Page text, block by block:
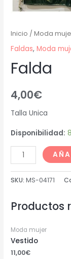
Inicio /Moda
Faldas,Moda
Falda
4,00€
Talla Unica
Disponibilidad:
SKU:MS-04171
Productos
Moda mujer
Vestido
11,00€